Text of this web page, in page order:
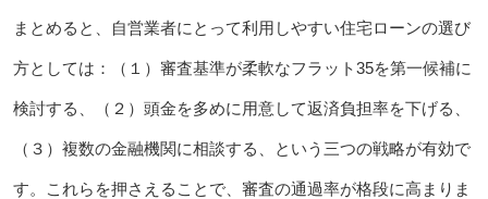
まとめると、自営業者にとって利用しやすい住宅ローンの選び
方としては：（１）審査基準が柔軟なフラット35を第一候補に
検討する、（２）頭金を多めに用意して返済負担率を下げる、
（３）複数の金融機関に相談する、という三つの戦略が有効で
す。これらを押さえることで、審査の通過率が格段に高まりま